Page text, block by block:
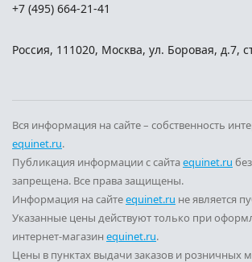
+7 (495) 664-21-41
Россия, 111020, Москва, ул. Боровая, д.7,
Вся информация на сайте – собственность
equinet.ru.
Публикация информации с сайтаequinet.ru
запрещена. Все права защищены.
Информация на сайтеequinet.ru не является
Указанные цены действуют только при
интернет-магазин equinet.ru.
Цены в пунктах выдачи заказов и розничных